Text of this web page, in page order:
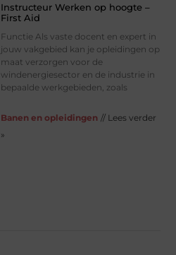
Instructeur Werken op hoogte –
First Aid
Functie Als vaste docent en expert in
jouw vakgebied kan je opleidingen op
maat verzorgen voor de
windenergiesector en de industrie in
bepaalde werkgebieden, zoals
Banen en opleidingen // Lees verder
»